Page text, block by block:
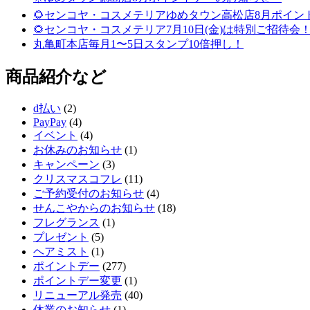
🌻センコヤ・コスメテリアゆめタウン高松店8月ポイン
🌻センコヤ・コスメテリア7月10日(金)は特別ご招待会
丸亀町本店毎月1〜5日スタンプ10倍押し！
商品紹介など
d払い (2)
PayPay (4)
イベント (4)
お休みのお知らせ (1)
キャンペーン (3)
クリスマスコフレ (11)
ご予約受付のお知らせ (4)
せんこやからのお知らせ (18)
フレグランス (1)
プレゼント (5)
ヘアミスト (1)
ポイントデー (277)
ポイントデー変更 (1)
リニューアル発売 (40)